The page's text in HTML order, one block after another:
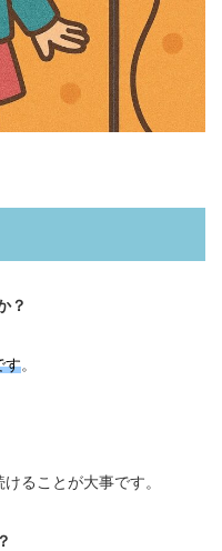
？
す。
ることが大事です。